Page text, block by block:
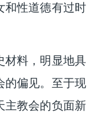
和性道德有过时
材料，明显地具
的偏见。至于现
主教会的负面新